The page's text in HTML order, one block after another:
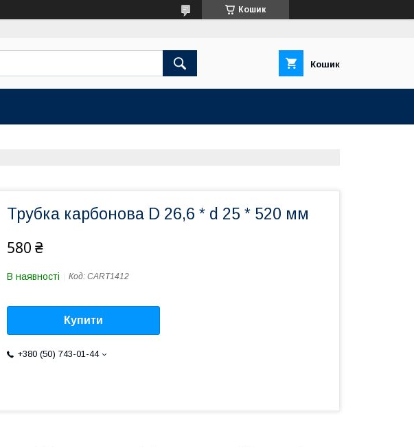
Кошик
Кошик
Трубка карбонова D 26,6 * d 25 * 520 мм
580 ₴
В наявності Код: CART1412
Купити
+380 (50) 743-01-44